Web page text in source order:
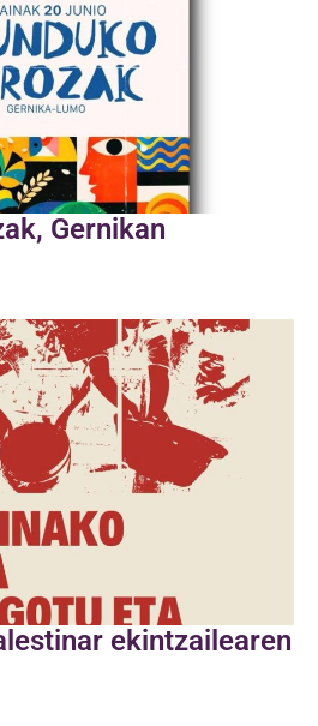
Gernikan
ekintzailearen